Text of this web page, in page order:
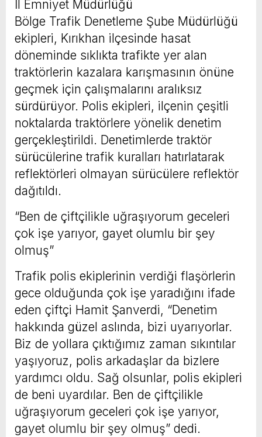
İl Emniyet Müdürlüğü
Bölge Trafik Denetleme Şube Müdürlüğü
ekipleri, Kırıkhan ilçesinde hasat
döneminde sıklıkta trafikte yer alan
traktörlerin kazalara karışmasının önüne
geçmek için çalışmalarını aralıksız
sürdürüyor. Polis ekipleri, ilçenin çeşitli
noktalarda traktörlere yönelik denetim
gerçekleştirildi. Denetimlerde traktör
sürücülerine trafik kuralları hatırlatarak
reflektörleri olmayan sürücülere reflektör
dağıtıldı.
“Ben de çiftçilikle uğraşıyorum geceleri
çok işe yarıyor, gayet olumlu bir şey
olmuş”
Trafik polis ekiplerinin verdiği flaşörlerin
gece olduğunda çok işe yaradığını ifade
eden çiftçi Hamit Şanverdi, “Denetim
hakkında güzel aslında, bizi uyarıyorlar.
Biz de yollara çıktığımız zaman sıkıntılar
yaşıyoruz, polis arkadaşlar da bizlere
yardımcı oldu. Sağ olsunlar, polis ekipleri
de beni uyardılar. Ben de çiftçilikle
uğraşıyorum geceleri çok işe yarıyor,
gayet olumlu bir şey olmuş” dedi.